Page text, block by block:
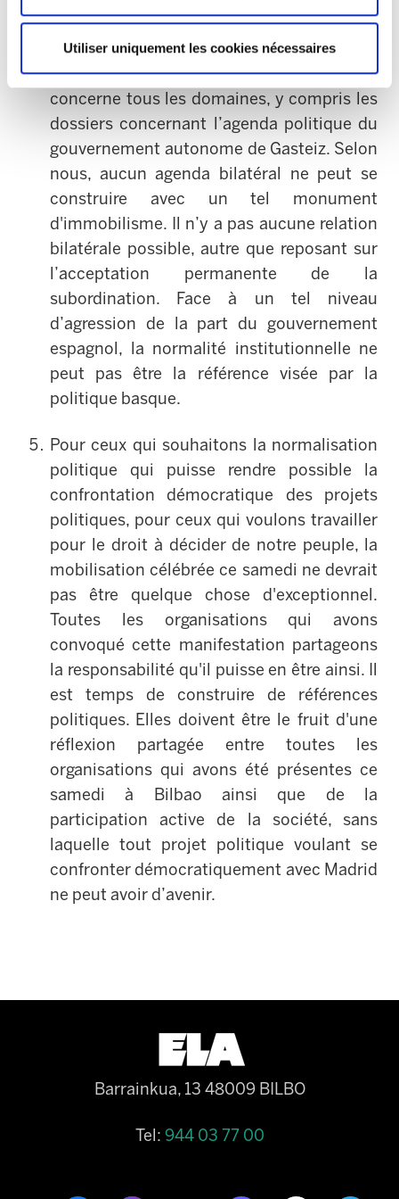
Utiliser uniquement les cookies nécessaires
ELA juge important de souligner que cette
attitude de refus systématique du PP
concerne tous les domaines, y compris les
dossiers concernant l’agenda politique du
gouvernement autonome de Gasteiz. Selon
nous, aucun agenda bilatéral ne peut se
construire avec un tel monument
d'immobilisme. Il n’y a pas aucune relation
bilatérale possible, autre que reposant sur
l’acceptation permanente de la
subordination. Face à un tel niveau
d’agression de la part du gouvernement
espagnol, la normalité institutionnelle ne
peut pas être la référence visée par la
politique basque.
Pour ceux qui souhaitons la normalisation
politique qui puisse rendre possible la
confrontation démocratique des projets
politiques, pour ceux qui voulons travailler
pour le droit à décider de notre peuple, la
mobilisation célébrée ce samedi ne devrait
pas être quelque chose d'exceptionnel.
Toutes les organisations qui avons
convoqué cette manifestation partageons
la responsabilité qu'il puisse en être ainsi. Il
est temps de construire de références
politiques. Elles doivent être le fruit d'une
réflexion partagée entre toutes les
organisations qui avons été présentes ce
samedi à Bilbao ainsi que de la
participation active de la société, sans
laquelle tout projet politique voulant se
confronter démocratiquement avec Madrid
ne peut avoir d’avenir.
Barrainkua, 13 48009 BILBO
Tel: 944 03 77 00